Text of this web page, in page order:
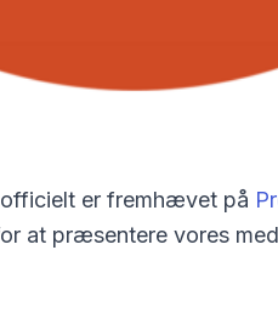
er fremhævet på
at præsentere vores